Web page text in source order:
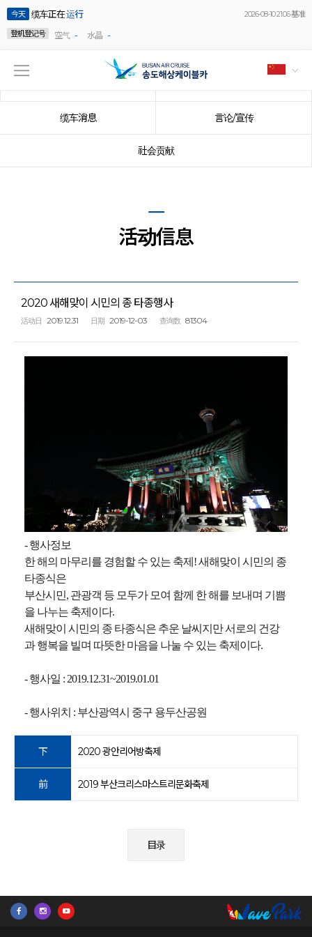
今天 缆车正在运行
2026-08-10 21:06 基准
登机登记号
空气 - 水晶 -
缆车消息 言论/宣传
社会贡献
活动信息
2020 새해맞이 시민의 종 타종행사
活动日 2019.12.31 日期 2019-12-03 查询数 81304
- 행사정보
한 해의 마무리를 경험할 수 있는 축제! 새해맞이 시민의 종
타종식은
부산시민, 관광객 등 모두가 모여 함께 한 해를 보내며 기쁨
을 나누는 축제이다.
새해맞이 시민의 종 타종식은 추운 날씨지만 서로의 건강
과 행복을 빌며 따뜻한 마음을 나눌 수 있는 축제이다.
- 행사일 : 2019.12.31~2019.01.01
- 행사위치 : 부산광역시 중구 용두산공원
下 2020 광안리어방축제
前 2019 부산크리스마스트리문화축제
目录